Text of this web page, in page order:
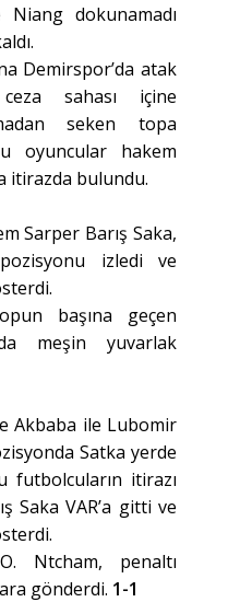
dokunamadı
Demirspor’da atak
sahası içine
seken topa
oyuncular hakem
itirazda bulundu.
Sarper Barış Saka,
pozisyonu izledi ve
başına geçen
meşin yuvarlak
Akbaba ile Lubomir
Satka yerde
futbolcuların itirazı
Saka VAR’a gitti ve
O. Ntcham, penaltı
gönderdi. 1-1